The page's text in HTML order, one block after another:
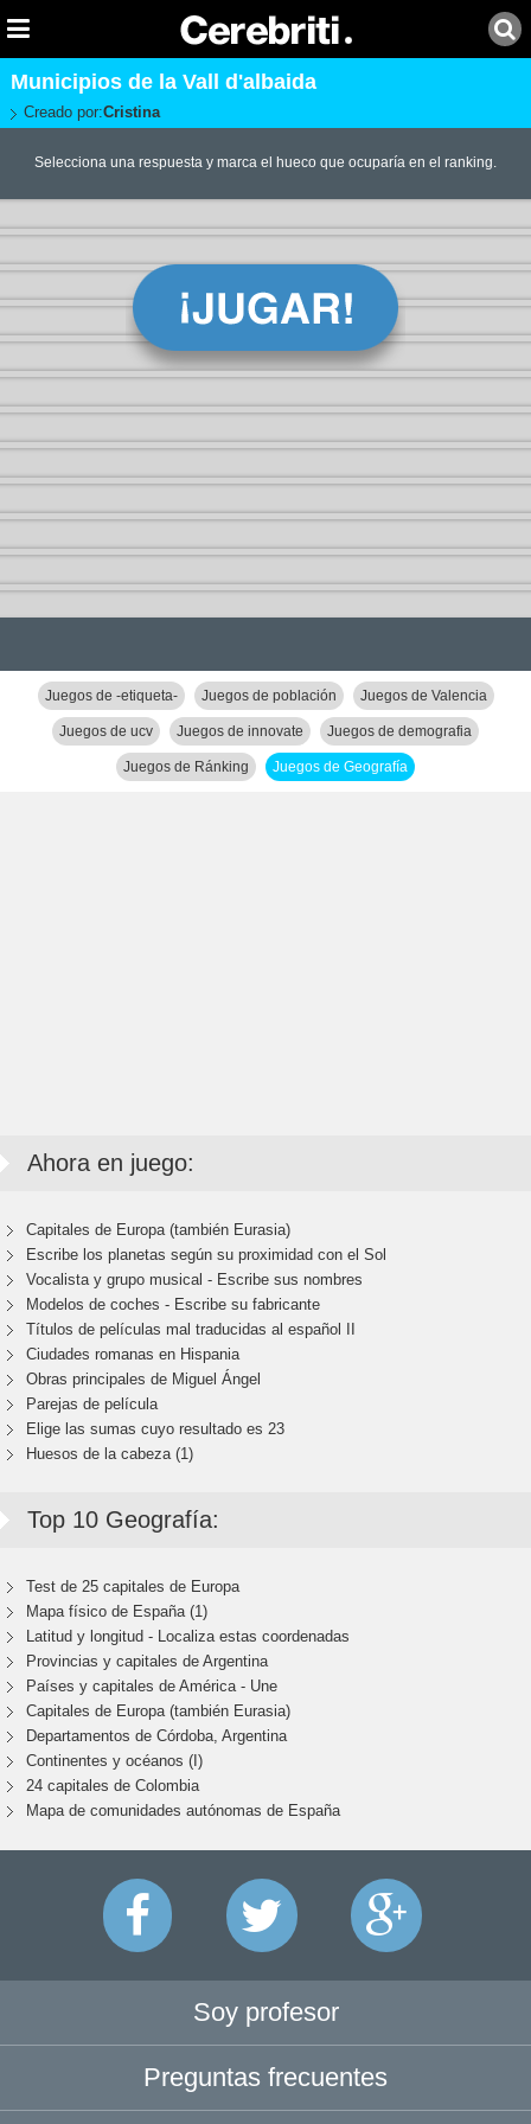
Municipios de la Vall d'albaida
Creado por:Cristina
Selecciona una respuesta y marca el hueco que ocuparía en el ranking.
Juegos de -etiqueta- Juegos de población Juegos de Valencia
Juegos de ucv Juegos de innovate Juegos de demografia
Juegos de Ránking Juegos de Geografía
Ahora en juego:
Capitales de Europa (también Eurasia)
Escribe los planetas según su proximidad con el Sol
Vocalista y grupo musical - Escribe sus nombres
Modelos de coches - Escribe su fabricante
Títulos de películas mal traducidas al español II
Ciudades romanas en Hispania
Obras principales de Miguel Ángel
Parejas de película
Elige las sumas cuyo resultado es 23
Huesos de la cabeza (1)
Top 10 Geografía:
Test de 25 capitales de Europa
Mapa físico de España (1)
Latitud y longitud - Localiza estas coordenadas
Provincias y capitales de Argentina
Países y capitales de América - Une
Capitales de Europa (también Eurasia)
Departamentos de Córdoba, Argentina
Continentes y océanos (I)
24 capitales de Colombia
Mapa de comunidades autónomas de España
Soy profesor
Preguntas frecuentes